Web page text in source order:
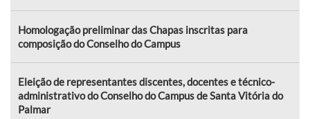
Homologação preliminar das Chapas inscritas para
composição do Conselho do Campus
Eleição de representantes discentes, docentes e técnico-
administrativo do Conselho do Campus de Santa Vitória do
Palmar